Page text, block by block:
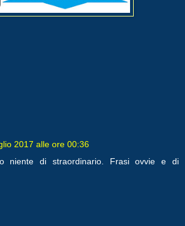
2017 alle ore 00:36
niente di straordinario. Frasi ovvie e di